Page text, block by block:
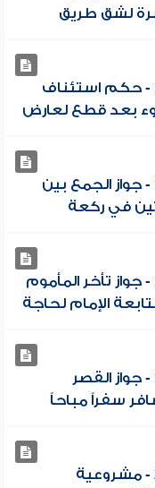
لشق طريق
13 - حكم استئناف
بعد قطع لعارض
14 - جواز الجمع بين
في ركعة
16 - جواز تأخر المأموم
الإمام لحاجة
18 - جواز القصر
سفراً مباحاً
20 - مشروعية